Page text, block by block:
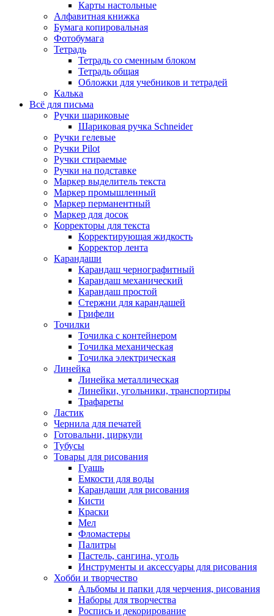
Карты настольные
Алфавитная книжка
Бумага копировальная
Фотобумага
Тетрадь
Тетрадь со сменным блоком
Тетрадь общая
Обложки для учебников и тетрадей
Калька
Всё для письма
Ручки шариковые
Шариковая ручка Schneider
Ручки гелевые
Ручки Pilot
Ручки стираемые
Ручки на подставке
Маркер выделитель текста
Маркер промышленный
Маркер перманентный
Маркер для досок
Корректоры для текста
Корректирующая жидкость
Корректор лента
Карандаши
Карандаш чернографитный
Карандаш механический
Карандаш простой
Стержни для карандашей
Грифели
Точилки
Точилка с контейнером
Точилка механическая
Точилка электрическая
Линейка
Линейка металлическая
Линейки, угольники, транспортиры
Трафареты
Ластик
Чернила для печатей
Готовальни, циркули
Тубусы
Товары для рисования
Гуашь
Емкости для воды
Карандаши для рисования
Кисти
Краски
Мел
Фломастеры
Палитры
Пастель, сангина, уголь
Инструменты и аксессуары для рисования
Хобби и творчество
Альбомы и папки для черчения, рисования
Наборы для творчества
Роспись и декорирование